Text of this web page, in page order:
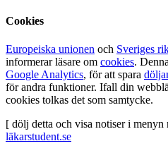
Cookies
Europeiska unionen och Sveriges
informerar läsare om cookies.
Google Analytics, för att spara
för andra funktioner. Ifall din
cookies tolkas det som samtycke.
[ dölj detta och visa notiser i
läkarstudent.se